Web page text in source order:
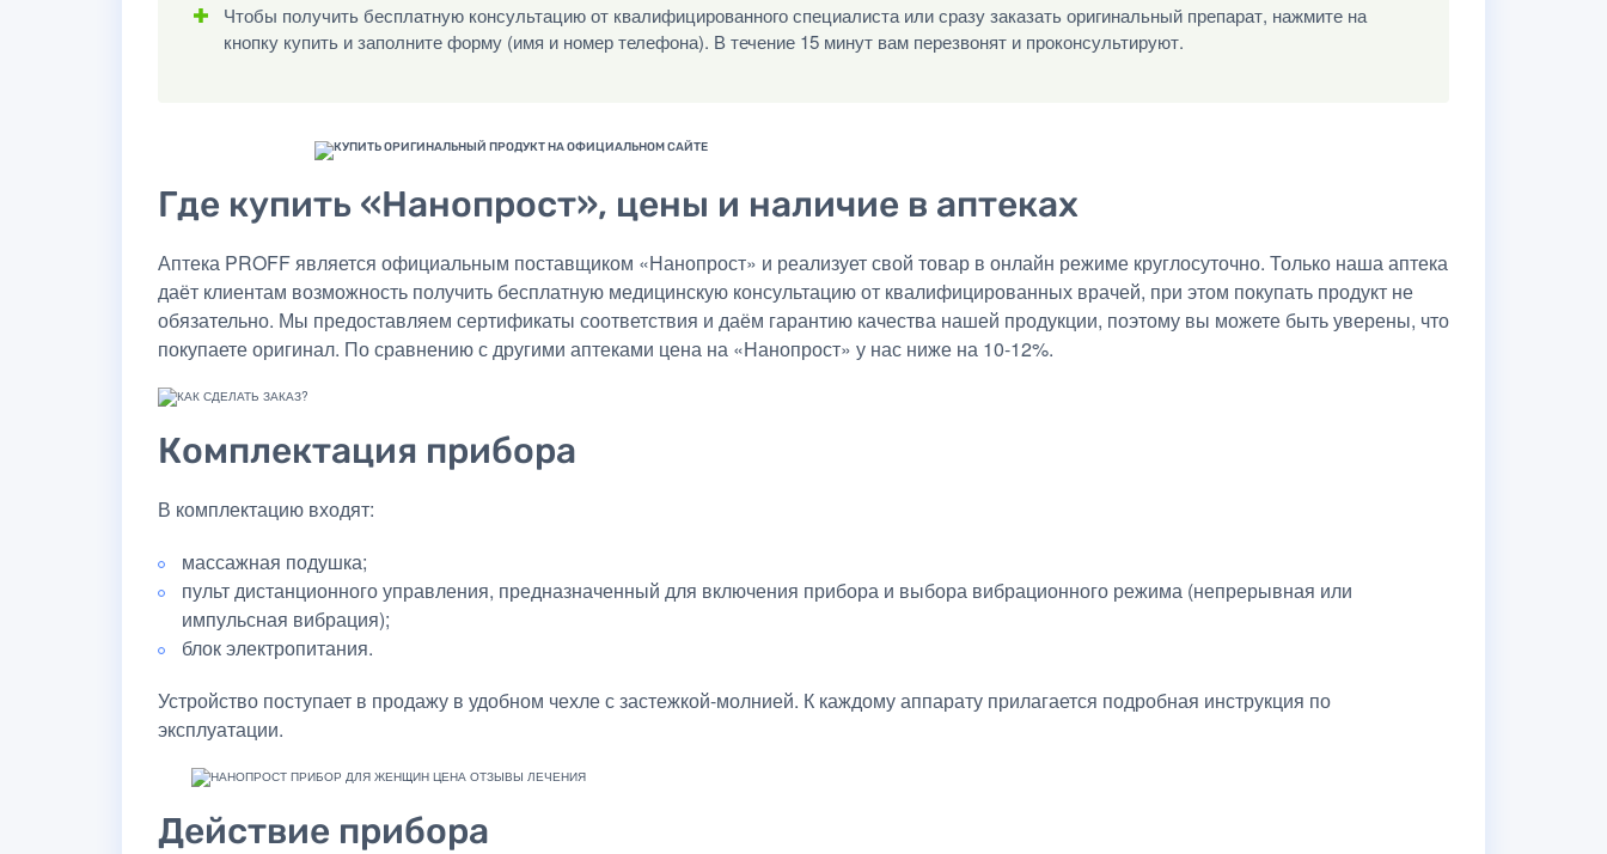
Чтобы получить бесплатную консультацию от квалифицированного специалиста или сразу заказать оригинальный препарат, нажмите на
кнопку купить и заполните форму (имя и номер телефона). В течение 15 минут вам перезвонят и проконсультируют.
Где купить «Нанопрост», цены и наличие в аптеках
Аптека PROFF является официальным поставщиком «Нанопрост» и реализует свой товар в онлайн режиме круглосуточно. Только наша аптека
даёт клиентам возможность получить бесплатную медицинскую консультацию от квалифицированных врачей, при этом покупать продукт не
обязательно. Мы предоставляем сертификаты соответствия и даём гарантию качества нашей продукции, поэтому вы можете быть уверены, что
покупаете оригинал. По сравнению с другими аптеками цена на «Нанопрост» у нас ниже на 10-12%.
Комплектация прибора
В комплектацию входят:
массажная подушка;
пульт дистанционного управления, предназначенный для включения прибора и выбора вибрационного режима (непрерывная или
импульсная вибрация);
блок электропитания.
Устройство поступает в продажу в удобном чехле с застежкой-молнией. К каждому аппарату прилагается подробная инструкция по
эксплуатации.
Действие прибора